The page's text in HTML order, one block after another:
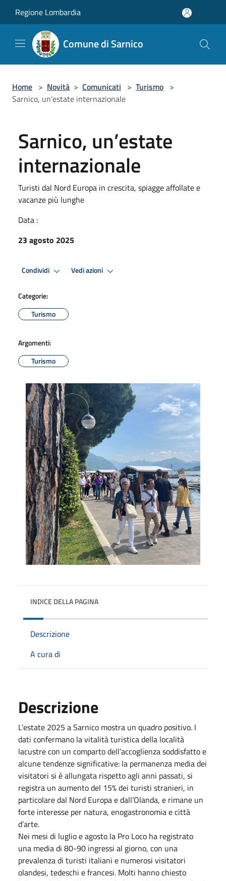
Regione Lombardia
Comune di Sarnico
Home > Novità > Comunicati > Turismo >
Sarnico, un’estate internazionale
Sarnico, un’estate
internazionale
Turisti dal Nord Europa in crescita, spiagge affollate e
vacanze più lunghe
Data :
23 agosto 2025
Condividi Vedi azioni
Categorie:
Turismo
Argomenti:
Turismo
INDICE DELLA PAGINA
Descrizione
A cura di
Descrizione
L’estate 2025 a Sarnico mostra un quadro positivo. I
dati confermano la vitalità turistica della località
lacustre con un comparto dell’accoglienza soddisfatto e
alcune tendenze significative: la permanenza media dei
visitatori si è allungata rispetto agli anni passati, si
registra un aumento del 15% dei turisti stranieri, in
particolare dal Nord Europa e dall’Olanda, e rimane un
forte interesse per natura, enogastronomia e città
d’arte.
Nei mesi di luglio e agosto la Pro Loco ha registrato
una media di 80-90 ingressi al giorno, con una
prevalenza di turisti italiani e numerosi visitatori
olandesi, tedeschi e francesi. Molti hanno chiesto